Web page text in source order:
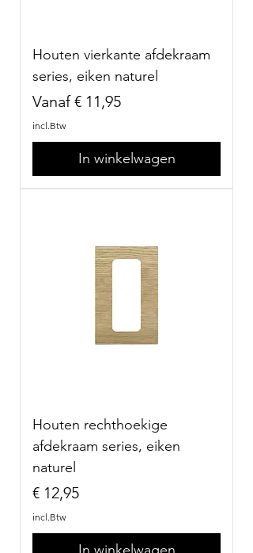
Houten vierkante afdekraam
series, eiken naturel
Vanaf€ 11,95
Verkoopprijs
incl.Btw
In winkelwagen
Houten rechthoekige
afdekraam series, eiken
naturel
Prijs
€ 12,95
incl.Btw